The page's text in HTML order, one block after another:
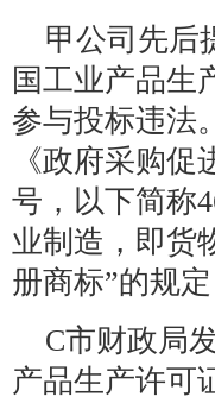
甲公司先后
国工业产品生
参与投标违法
《政府采购
号，以下简称
业制造，即货
册商标”的规
C市财政局
产品生产许可